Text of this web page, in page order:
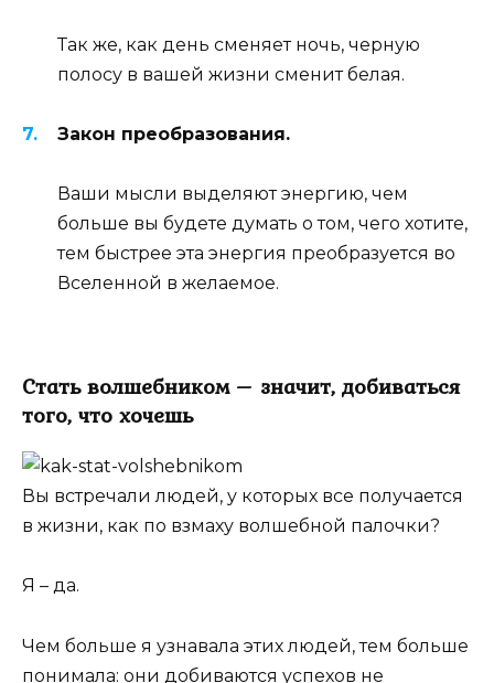
Так же, как день сменяет ночь, черную
полосу в вашей жизни сменит белая.
Закон преобразования.
Ваши мысли выделяют энергию, чем
больше вы будете думать о том, чего хотите,
тем быстрее эта энергия преобразуется во
Вселенной в желаемое.
Стать волшебником – значит, добиваться
того, что хочешь
Вы встречали людей, у которых все получается
в жизни, как по взмаху волшебной палочки?
Я – да.
Чем больше я узнавала этих людей, тем больше
понимала: они добиваются успехов не